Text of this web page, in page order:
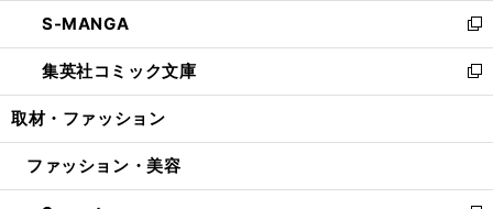
く
で
開
く
ド
ウ
で
開
ィ
ン
ド
ウ
開
し
い
ウ
ィ
ン
ウ
開
S-MANGA
新
し
い
ウ
ン
ウ
集英社コミック文庫
新
し
ウ
ン
取材・ファッション
ファッション・美容